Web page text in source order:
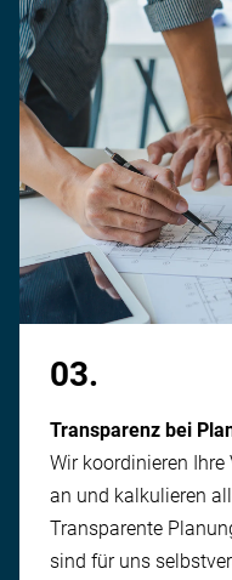
03.
Transparenz bei
Wir koordinieren
an und kalkulieren
Transparente
sind für uns